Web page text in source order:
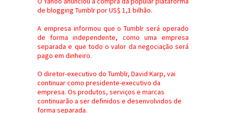
de blogging Tumblr por US$ 1,1 bilhão.
A empresa informou que o Tumblr será operado
de forma independente, como uma empresa
separada e que todo o valor da negociação será
pago em dinheiro.
O diretor-executivo do Tumblr, David Karp, vai
continuar como presidente-executivo da
empresa. Os produtos, serviços e marcas
continuarão a ser definidos e desenvolvidos de
forma separada.